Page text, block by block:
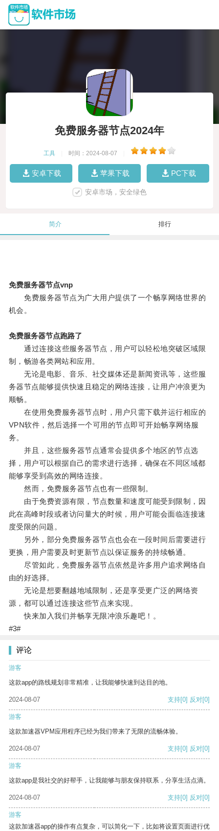
免费服务器节点2024年
工具 时间：2024-08-07
安卓下载 苹果下载 PC下载
安卓市场，安全绿色
简介 排行
免费服务器节点vnp
免费服务器节点为广大用户提供了一个畅享网络世界的
机会。
免费服务器节点跑路了
通过连接这些服务器节点，用户可以轻松地突破区域限
制，畅游各类网站和应用。
无论是电影、音乐、社交媒体还是新闻资讯等，这些服
务器节点能够提供快速且稳定的网络连接，让用户冲浪更为
顺畅。
在使用免费服务器节点时，用户只需下载并运行相应的
VPN软件，然后选择一个可用的节点即可开始畅享网络服
务。
并且，这些服务器节点通常会提供多个地区的节点选
择，用户可以根据自己的需求进行选择，确保在不同区域都
能够享受到高效的网络连接。
然而，免费服务器节点也有一些限制。
由于免费资源有限，节点数量和速度可能受到限制，因
此在高峰时段或者访问量大的时候，用户可能会面临连接速
度受限的问题。
另外，部分免费服务器节点也会在一段时间后需要进行
更换，用户需要及时更新节点以保证服务的持续畅通。
尽管如此，免费服务器节点依然是许多用户追求网络自
由的好选择。
无论是想要翻越地域限制，还是享受更广泛的网络资
源，都可以通过连接这些节点来实现。
快来加入我们并畅享无限冲浪乐趣吧！。
#3#
评论
游客
这款app的路线规划非常精准，让我能够快速到达目的地。
2024-08-07 支持[0] 反对[0]
游客
这款加速器VPM应用程序已经为我们带来了无限的流畅体验。
2024-08-07 支持[0] 反对[0]
游客
这款app是我社交的好帮手，让我能够与朋友保持联系，分享生活点滴。
2024-08-07 支持[0] 反对[0]
游客
这款加速器app的操作有点复杂，可以简化一下，比如将设置页面进行优